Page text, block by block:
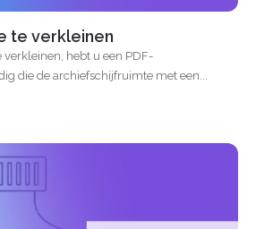
te verkleinen
hebt u een PDF-
die de archiefschijfruimte met een...